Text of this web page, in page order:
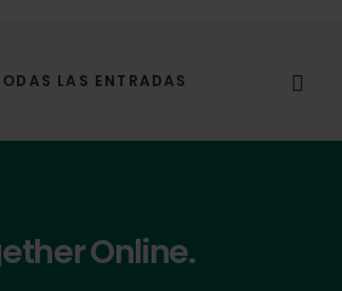
LAS ENTRADAS
Online.